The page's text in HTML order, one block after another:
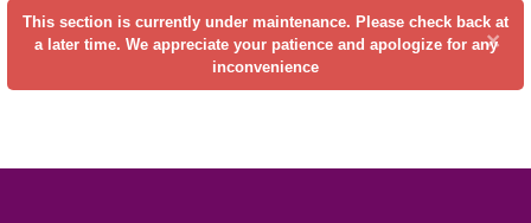
This section is currently under maintenance. Please check back at
a later time. We appreciate your patience and apologize for any
inconvenience
×